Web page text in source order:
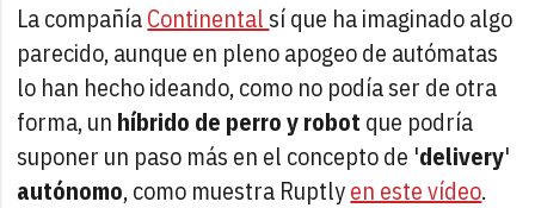
La compañíaContinental sí que ha imaginado algo
parecido, aunque en pleno apogeo de autómatas
lo han hecho ideando, como no podía ser de otra
forma, un híbrido de perro y robot que podría
suponer un paso más en el concepto de 'delivery'
autónomo, como muestra Ruptlyen este vídeo.